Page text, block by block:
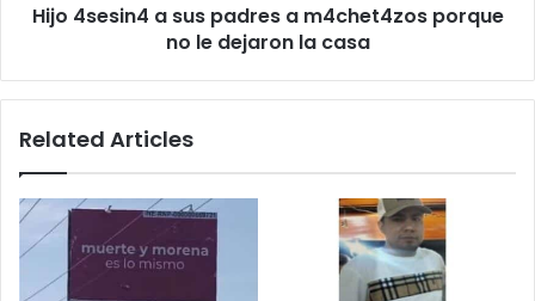
Hijo 4sesin4 a sus padres a m4chet4zos porque
no le dejaron la casa
Related Articles